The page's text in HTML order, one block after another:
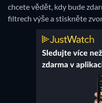
chcete vědět, kdy bude
filtrech výše a stiskněte